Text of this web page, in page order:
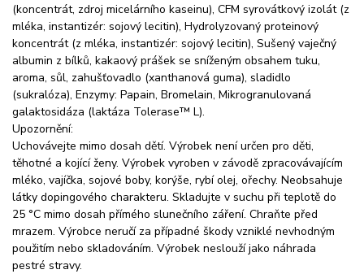
(koncentrát, zdroj micelárního kaseinu), CFM syrovátkový izolát (z
mléka, instantizér: sojový lecitin), Hydrolyzovaný proteinový
koncentrát (z mléka, instantizér: sojový lecitin), Sušený vaječný
albumin z bílků, kakaový prášek se sníženým obsahem tuku,
aroma, sůl, zahušťovadlo (xanthanová guma), sladidlo
(sukralóza), Enzymy: Papain, Bromelain, Mikrogranulovaná
galaktosidáza (laktáza Tolerase™ L).
Upozornění:
Uchovávejte mimo dosah dětí. Výrobek není určen pro děti,
těhotné a kojící ženy. Výrobek vyroben v závodě zpracovávajícím
mléko, vajíčka, sojové boby, korýše, rybí olej, ořechy. Neobsahuje
látky dopingového charakteru. Skladujte v suchu při teplotě do
25 °C mimo dosah přímého slunečního záření. Chraňte před
mrazem. Výrobce neručí za případné škody vzniklé nevhodným
použitím nebo skladováním. Výrobek neslouží jako náhrada
pestré stravy.